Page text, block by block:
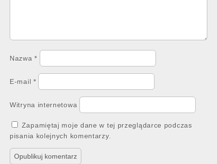
Nazwa*
E-mail *
Witryna internetowa
Zapamiętaj moje dane w tej przeglądarce podczas
pisania kolejnych komentarzy.